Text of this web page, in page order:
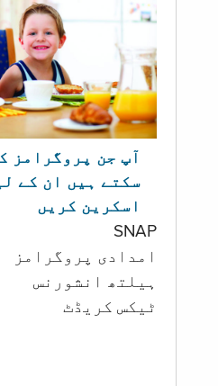
آپ جن پروگرامز
سکتے ہیں ان کے
اسکرین کریں
SNAP
امدادی پروگرامز
‏ہیلتھ انشورنس
ٹیکس کریڈٹ